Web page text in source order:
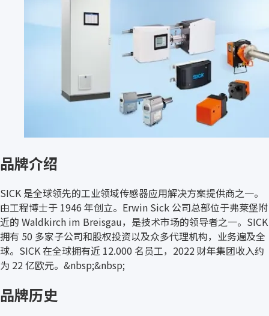
品牌介绍
SICK 是全球领先的工业领域传感器应用解决方案提供商之一。
由工程博士于 1946 年创立。Erwin Sick 公司总部位于弗莱堡附
近的 Waldkirch im Breisgau，是技术市场的领导者之一。SICK
拥有 50 多家子公司和股权投资以及众多代理机构，业务遍及全
球。SICK 在全球拥有近 12.000 名员工，2022 财年集团收入约
为 22 亿欧元。&nbsp;&nbsp;
品牌历史